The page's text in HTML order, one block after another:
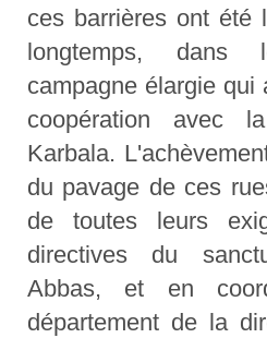
ces barrières ont été
longtemps,
campagne élargie qui
coopération avec
Karbala.
du pavage de ces
de toutes leurs
directives du
Abbas, et en
département de la